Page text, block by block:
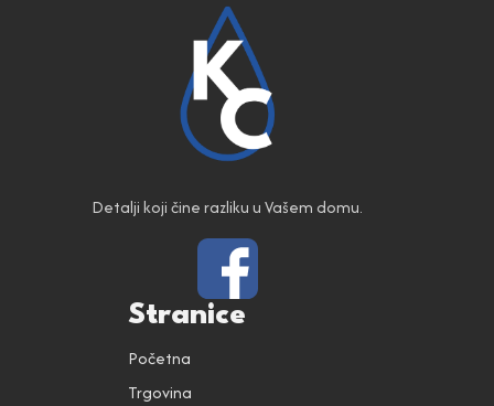
Detalji koji čine razliku u Vašem domu.
Stranice
Početna
Trgovina